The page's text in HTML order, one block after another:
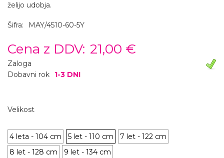
želijo udobja.
Šifra: MAY/4510-60-5Y
Cena z DDV: 21,00 €
Zaloga
Dobavni rok
1-3 DNI
Velikost
4 leta - 104 cm 5 let - 110 cm
7 let - 122 cm
8 let - 128 cm
9 let - 134 cm